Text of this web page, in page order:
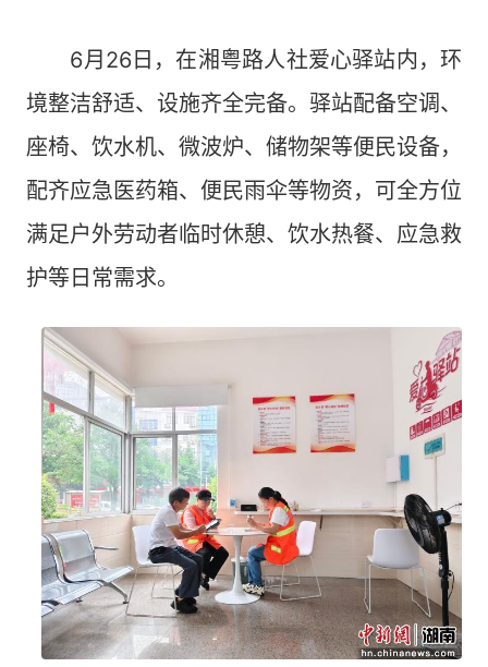
6月26日，在湘粤路人社爱心驿站内，环
境整洁舒适、设施齐全完备。驿站配备空调、
座椅、饮水机、微波炉、储物架等便民设备，
配齐应急医药箱、便民雨伞等物资，可全方位
满足户外劳动者临时休憩、饮水热餐、应急救
护等日常需求。